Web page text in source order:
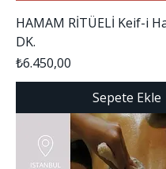
HAMAM RİTÜELİ Keif-i
DK.
Fiyat
₺6.450,00
Sepete Ekle